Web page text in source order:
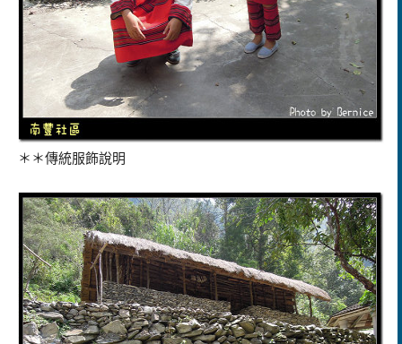
＊＊傳統服飾說明